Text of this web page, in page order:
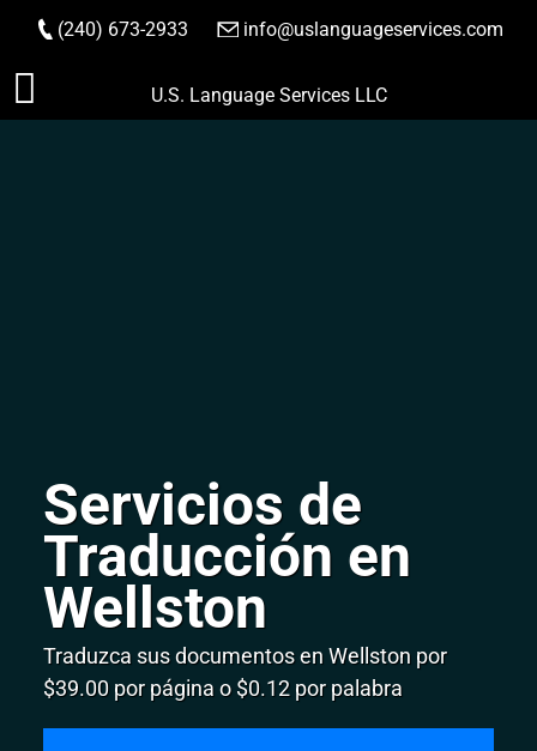
Saltar
(240) 673-2933 info@uslanguageservices.com
HACER PEDIDO
U.S. Language Services LLC
Servicios de
Traducción en
Wellston
Traduzca sus documentos en Wellston por
$39.00 por página o $0.12 por palabra